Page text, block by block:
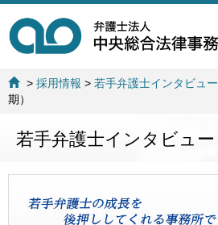
>採用情報 >若手弁護士インタビュー
期）
若手弁護士インタビュー